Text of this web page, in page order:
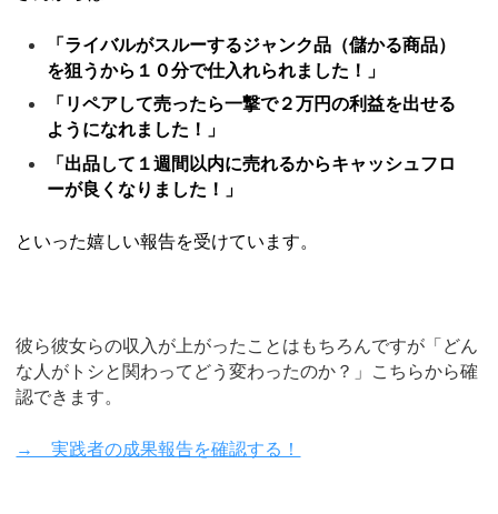
「ライバルがスルーするジャンク品（儲かる商品）
を狙うから１０分で仕入れられました！」
「リペアして売ったら一撃で２万円の利益を出せる
ようになれました！」
「出品して１週間以内に売れるからキャッシュフロ
ーが良くなりました！」
といった嬉しい報告を受けています。
彼ら彼女らの収入が上がったことはもちろんですが「どん
な人がトシと関わってどう変わったのか？」こちらから確
認できます。
→ 実践者の成果報告を確認する！